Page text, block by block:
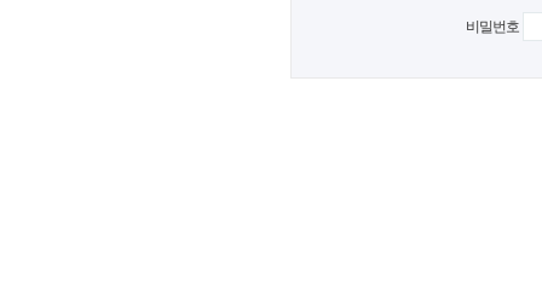
비밀번호